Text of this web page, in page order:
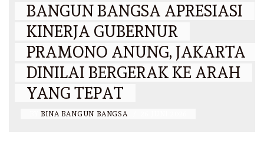
BANGUN BANGSA APRESIASI
KINERJA GUBERNUR
PRAMONO ANUNG, JAKARTA
DINILAI BERGERAK KE ARAH
YANG TEPAT
BINA BANGUN BANGSA